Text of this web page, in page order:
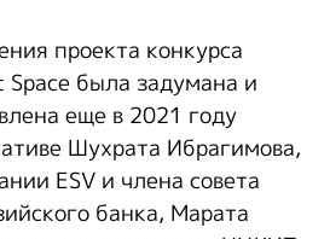
проекта конкурса
была задумана и
еще в 2021 году
Шухрата Ибрагимова,
ESV и члена совета
банка, Марата